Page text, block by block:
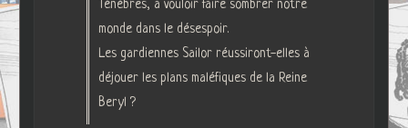
Ténèbres, à vouloir faire sombrer notre
monde dans le désespoir.
Les gardiennes Sailor réussiront-elles à
déjouer les plans maléfiques de la Reine
Beryl ?